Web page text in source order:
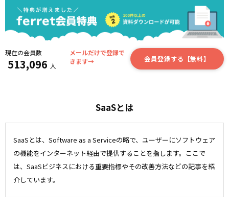
現在の会員数
513,096 人
メールだけで登録で
きます→
会員登録する【無料】
SaaSとは
SaaSとは、Software as a Serviceの略で、ユーザーにソフトウェア
の機能をインターネット経由で提供することを指します。ここで
は、SaaSビジネスにおける重要指標やその改善方法などの記事を紹
介しています。